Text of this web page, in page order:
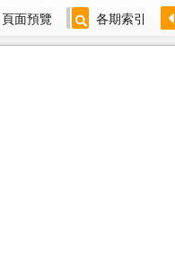
頁面預覽 各期索引